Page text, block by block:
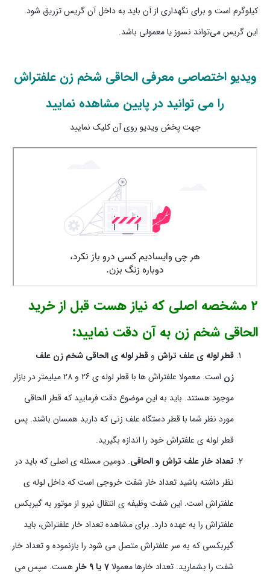
کیلوگرم است و برای نگهداری از آن باید به داخل آن گریس تزریق شود.
این گریس می‌تواند نسوز یا معمولی باشد.
ویدیو اختصاصی معرفی الحاقی شخم زن علفتراش
را می توانید در پایین مشاهده نمایید
جهت پخش ویدیو روی آن کلیک نمایید
2 مشخصه اصلی که نیاز هست قبل از خرید
الحاقی شخم زن به آن دقت نمایید:
قطر لوله ی علف تراش و قطر لوله ی الحاقی شخم زن علف
زن
است. معمولا علفتراش ها با قطر لوله ی 26 و 28 میلیمتر در بازار
موجود هستند. باید به این موضوع دقت فرمایید که قطر الحاقی
مورد نظر شما با قطر دستگاه علف زنی که دارید همسان باشند. پس
قطر لوله ی علفتراش خود را اندازه بگیرید.
تعداد خار علف تراش و الحاقی. دومین مسئله ی اصلی که باید در
نظر داشته باشید تعداد خار شفت خروجی است که داخل لوله ی
علفتراش است. این شفت وظیفه ی انتقال نیرو از موتور به گیربکس
علفتراش را به عهده دارد. برای مشاهده تعداد خار علفتراش، باید
گیربکسی که به سر علفتراش متصل می شود را بازنموده و تعداد خار
شفت را بشمارید. تعداد خارها معمولا
هست. سپس می